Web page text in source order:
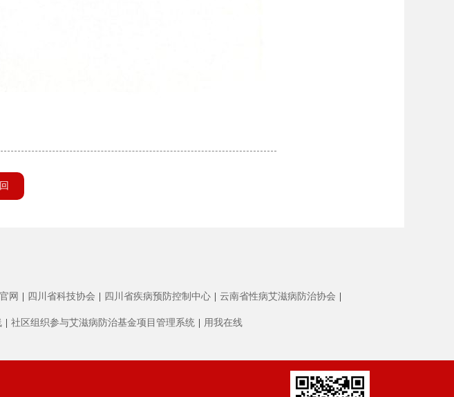
网 四川省科技协会 四川省疾病预防控制中心 云南省性病艾滋病防治协会
社区组织参与艾滋病防治基金项目管理系统 用我在线